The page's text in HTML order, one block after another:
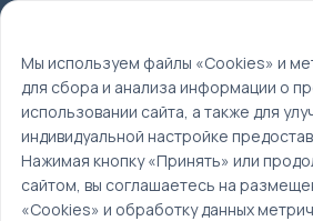
Главная
Туры
Неизведанная Орисса
Мы используем файлы «Cookies» и
для сбора и анализа информации о
использовании сайта, а также для
индивидуальной настройке
Нажимая кнопку «Принять» или
сайтом, вы соглашаетесь на
«Cookies» и обработку данных